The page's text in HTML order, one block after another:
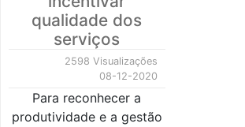
qualidade dos
serviços
2598 Visualizações
08-12-2020
Para reconhecer a
produtividade e a gestão